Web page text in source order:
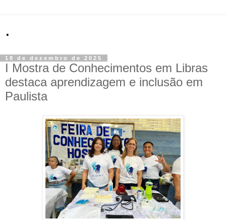
.
18 de dezembro de 2025
I Mostra de Conhecimentos em Libras
destaca aprendizagem e inclusão em
Paulista